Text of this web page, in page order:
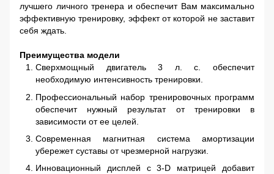
лучшего личного тренера и обеспечит Вам максимально
эффективную тренировку, эффект от которой не заставит
себя ждать.
Преимущества модели
Сверхмощный двигатель 3 л. с. обеспечит
необходимую интенсивность тренировки.
Профессиональный набор тренировочных программ
обеспечит нужный результат от тренировки в
зависимости от ее целей.
Современная магнитная система амортизации
убережет суставы от чрезмерной нагрузки.
Инновационный дисплей с 3-D матрицей добавит